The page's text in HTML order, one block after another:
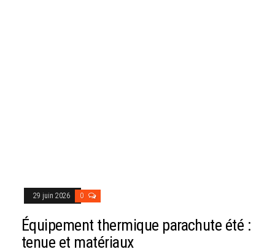
29 juin 2026 0
Équipement thermique parachute été :
tenue et matériaux